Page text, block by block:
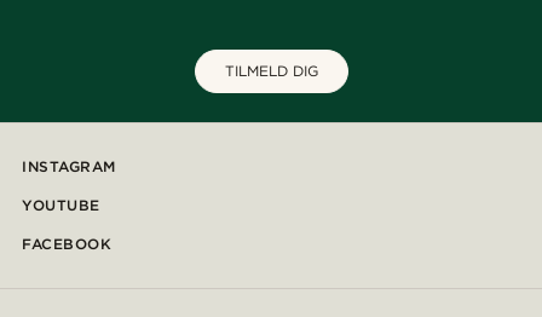
TILMELD DIG
INSTAGRAM
YOUTUBE
FACEBOOK